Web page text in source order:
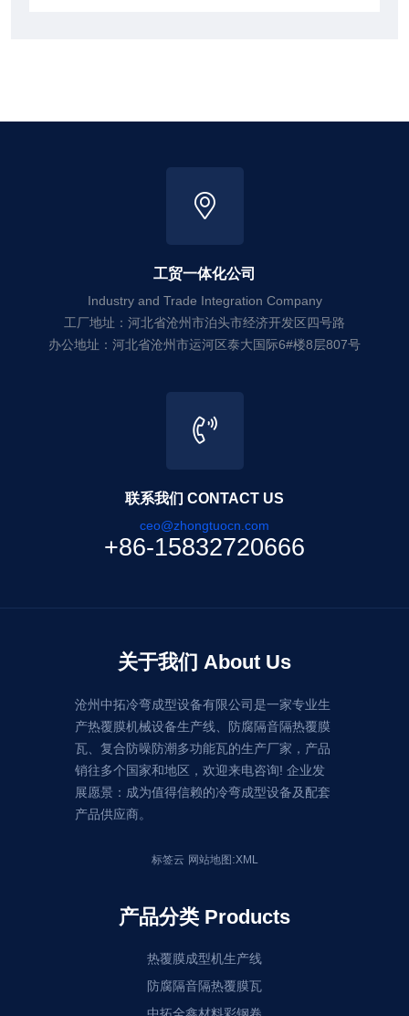
工贸一体化公司
Industry and Trade Integration Company
工厂地址：河北省沧州市泊头市经济开发区四号路
办公地址：河北省沧州市运河区泰大国际6#楼8层807号
联系我们 CONTACT US
ceo@zhongtuocn.com
+86-15832720666
关于我们 About Us
沧州中拓冷弯成型设备有限公司是一家专业生
产热覆膜机械设备生产线、防腐隔音隔热覆膜
瓦、复合防噪防潮多功能瓦的生产厂家，产品
销往多个国家和地区，欢迎来电咨询! 企业发
展愿景：成为值得信赖的冷弯成型设备及配套
产品供应商。
标签云 网站地图 :XML
产品分类 Products
热覆膜成型机生产线
防腐隔音隔热覆膜瓦